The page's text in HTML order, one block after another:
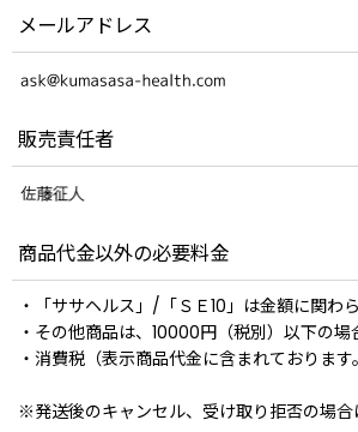
メールアドレス
販売責任者
商品代金以外の必要料金
・「ササヘルス」/「ＳＥ10」は金額に関わ
・その他商品は、10000円（税別）以下の
・消費税（表示商品代金に含まれております
※発送後のキャンセル、受け取り拒否の場合